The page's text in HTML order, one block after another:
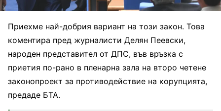
Приехме най-добрия вариант на този закон. Това
коментира пред журналисти Делян Пеевски,
народен представител от ДПС, във връзка с
приетия по-рано в пленарна зала на второ четене
законопроект за противодействие на корупцията,
предаде БТА.